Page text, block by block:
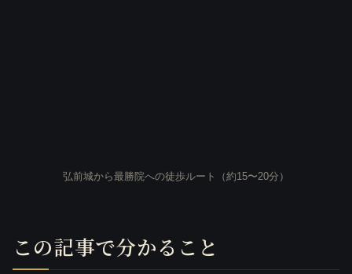
弘前城から最勝院への徒歩ルート（約15〜20分）
この記事で分かること